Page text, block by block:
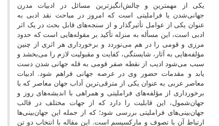
یکی از مهمترین و چالش‌انگیزترین مسائل در ادبیات مدرن
جهانی‌شدن یا فراملیتی است که امروز در مباحث نقد ادبی به
عنوان یکی از عوامل تأثیرگذار و از سنجه‌های قابل بحث در یک اثر
ادبی است، این مسأله به منزله تأکید بر مقوله‌هایی است که حدود
مرزی و قومی را در هم می‌نوردد و برخورداری هر اثری از چنین
مؤلفه‌هایی به آثار، شایستگی، کفایت و مقبولیت لازم را می‌بخشد و
سبب می‌شود ادیب از نقطه صفر قومی به قله جهانی شدن دست
یابد و مقدمات حضور وی در عرصه جهانی فراهم شود. ادبیات
معاصر عربی به عنوان یکی از مترقی‌ترین آداب جهان معاصر که با
برخورداری از مؤلفه‌های فراملیتی و همراهی با اندیشه‌های روز و
جهان‌شمول، این قابلیت را دارد که از جهات مختلف در قالب
جهان‌بینی‌های فراملیتی بررسی شود؛ که از جمله این جهان‌بینی‌ها
ارتباط آن با تصوف و مارکسیسم است. این مقاله با انتخاب دو تن